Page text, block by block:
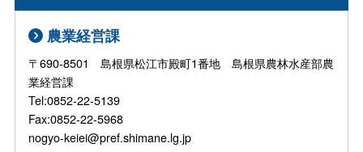
農業経営課
〒690-8501 島根県松江市殿町1番地 島根県農林水産部農
業経営課
Tel:0852-22-5139
Fax:0852-22-5968
nogyo-keiei@pref.shimane.lg.jp